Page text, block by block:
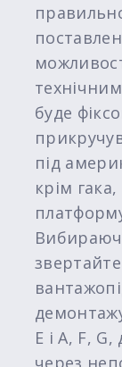
буде
під
крім
E і A, F,
через